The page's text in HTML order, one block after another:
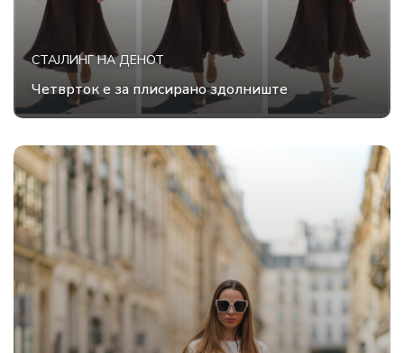
СТАЈЛИНГ НА ДЕНОТ
Четврток е за плисирано здолниште